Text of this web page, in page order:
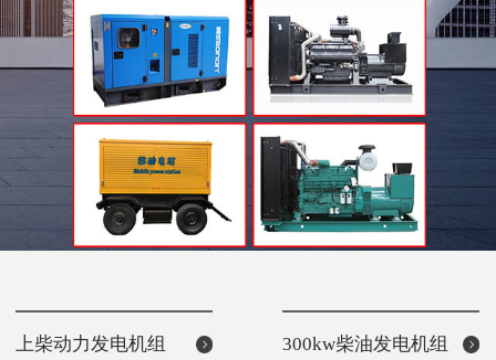
上柴动力发电机组 300kw柴油发电机组